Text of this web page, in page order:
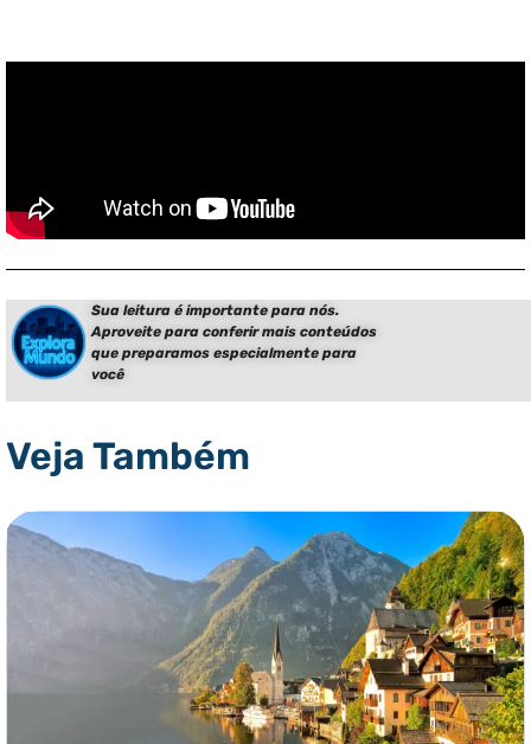
Sua leitura é importante para nós.
Aproveite para conferir mais conteúdos
que preparamos especialmente para
você
Veja Também